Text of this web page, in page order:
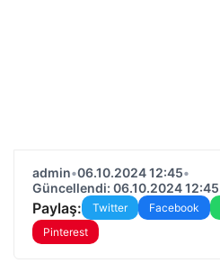
admin•06.10.2024 12:45•
Güncellendi: 06.10.2024 12:45
Paylaş: Twitter Facebook
Pinterest